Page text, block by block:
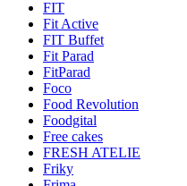
FIT
Fit Active
FIT Buffet
Fit Parad
FitParad
Foco
Food Revolution
Foodgital
Free cakes
FRESH ATELIE
Friky